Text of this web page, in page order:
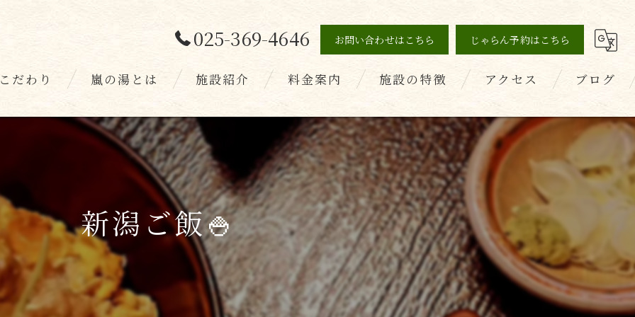
025-369-4646 お問い合わせはこちら じゃらん予約はこちら
だわり 嵐の湯とは 施設紹介
スタッフ
料金案内
お客様の声
施設の特徴
薬石浴
健康
美容
デトックス
ダイエット
アクセス ブログ
コラム
新潟ご飯🍚